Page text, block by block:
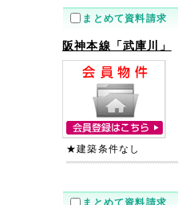
まとめて資料請求
阪神本線「武庫川」
★建築条件なし
まとめて資料請求